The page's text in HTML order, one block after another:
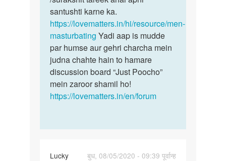
santushti karne ka.
https://lovematters.in/hi/resource/men-
masturbating Yadi aap is mudde
par humse aur gehri charcha mein
judna chahte hain to hamare
discussion board “Just Poocho”
mein zaroor shamil ho!
https://lovematters.in/en/forum
Lucky
बुध, 08/05/2020 - 09:39 पूर्वान्ह